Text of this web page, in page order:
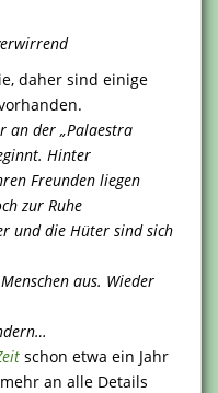
daher sind einige
an der „Palaestra
Hinter
Freunden liegen
zur Ruhe
und die Hüter sind sich
aus. Wieder
schon etwa ein Jahr
an alle Details